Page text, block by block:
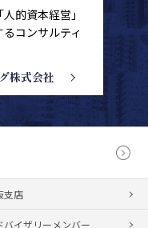
的資本経営」
コンサルティ
株式会社
支店
バイザリーメンバー